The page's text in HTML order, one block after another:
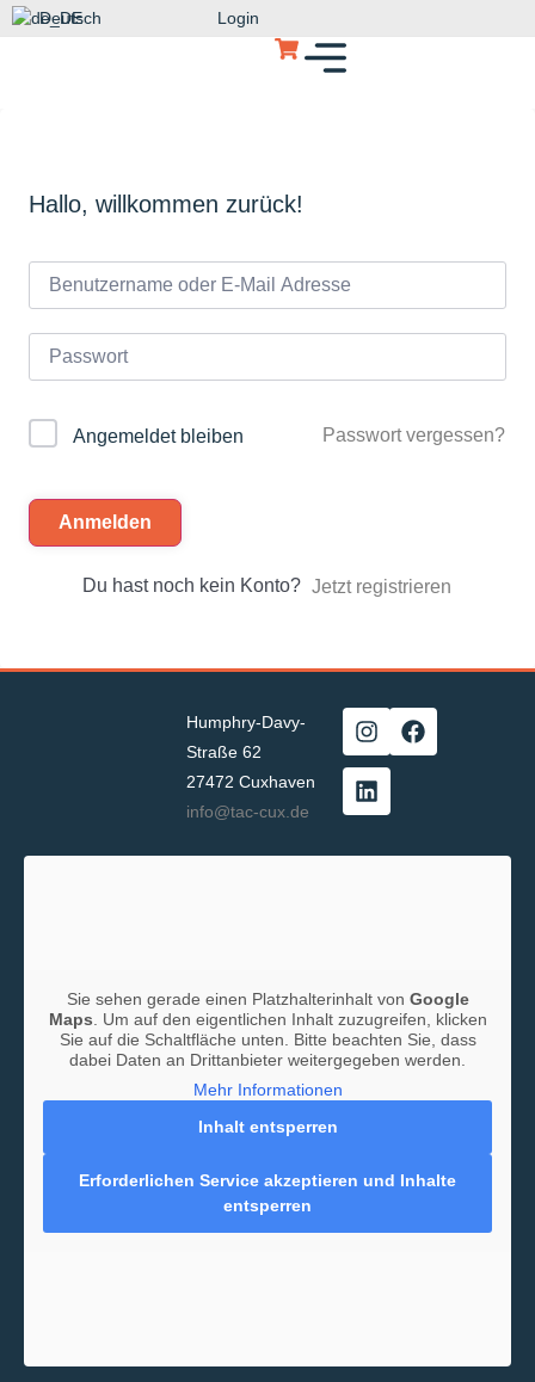
Deutsch Login
Hallo, willkommen zurück!
Angemeldet bleiben Passwort vergessen?
Anmelden
Du hast noch kein Konto? Jetzt registrieren
Humphry-Davy-
Straße 62
27472 Cuxhaven
info@tac-cux.de
Sie sehen gerade einen Platzhalterinhalt von Google
Maps . Um auf den eigentlichen Inhalt zuzugreifen, klicken
Sie auf die Schaltfläche unten. Bitte beachten Sie, dass
dabei Daten an Drittanbieter weitergegeben werden.
Mehr Informationen
Inhalt entsperren
Erforderlichen Service akzeptieren und Inhalte
entsperren